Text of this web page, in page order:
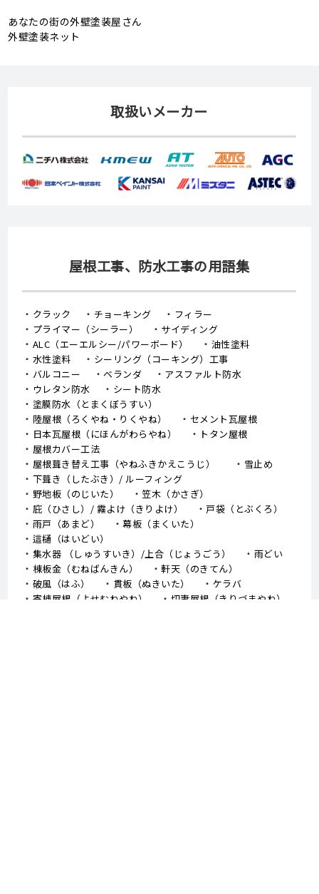
あなたの街の外壁塗装屋さん
外壁塗装ネット
取扱いメーカー
屋根工事、防水工事の用語集
クラック チョーキング
フィラー
プライマー（シーラー）
サイディング
ALC（エーエルシー/パワーボード）
油性塗料
水性塗料
シーリング（コーキング）工事
バルコニー
ベランダ
アスファルト防水
ウレタン防水
シート防水
塗膜防水（とまくぼうすい）
陸屋根（ろくやね・りくやね）
セメント瓦屋根
日本瓦屋根（にほんがわらやね）
トタン屋根
屋根カバー工法
屋根葺き替え工事（やねふきかえこうじ）
雪止め
下葺き（したぶき）/ ルーフィング
野地板（のじいた）
笠木（かさぎ）
庇（ひさし）/ 霧よけ（きりよけ）
戸袋（とぶくろ）
雨戸（あまど）
幕板（まくいた）
這樋（はいどい）
集水器 （しゅうすいき）/上合（じょうごう）
雨どい
棟板金（むねばんきん）
軒天（のきてん）
破風（はふ）
貫板（ぬきいた）
ケラバ
寄棟屋根（よせむねやね）
切妻屋根（きりづまやね）